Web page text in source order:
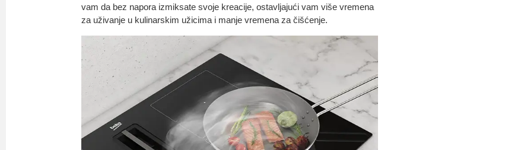
vam da bez napora izmiksate svoje kreacije, ostavljajući vam više vremena
za uživanje u kulinarskim užicima i manje vremena za čišćenje.